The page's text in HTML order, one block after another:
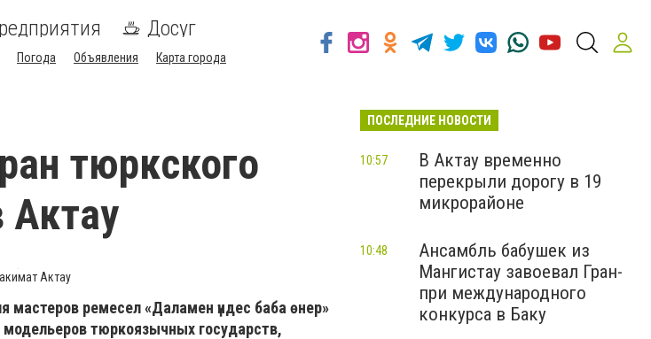
Досуг
Погода Объявления Карта города
тюркского
Актау
Актау
ремесел «Даламен үндес баба өнер»
тюркоязычных государств,
ПОСЛЕДНИЕ НОВОСТИ
В Актау временно
перекрыли дорогу в 19
микрорайоне
10:57
Ансамбль бабушек из
Мангистау завоевал Гран-
при международного
конкурса в Баку
10:48